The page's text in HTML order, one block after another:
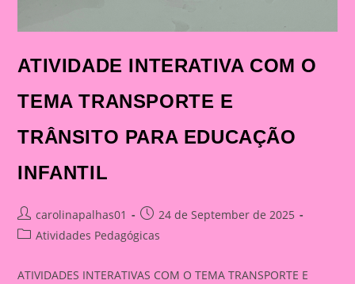
ATIVIDADE INTERATIVA COM O
TEMA TRANSPORTE E
TRÂNSITO PARA EDUCAÇÃO
INFANTIL
Post
author:
carolinapalhas01
Post
published:
24 de September de 2025
PostAtividades Pedagógicas
ATIVIDADES INTERATIVAS COM O TEMA TRANSPORTE E